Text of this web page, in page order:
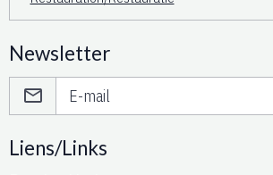
Newsletter
Liens/Links